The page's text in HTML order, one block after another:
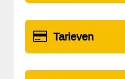
Tarieven